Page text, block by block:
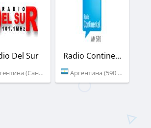
Del Sur
(Сан-Хуан)
Radio Continental
Аргентина (590 AM)